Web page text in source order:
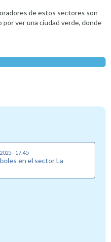
de estos sectores son
por ver una ciudad verde, donde
- 17:45
en el sector La